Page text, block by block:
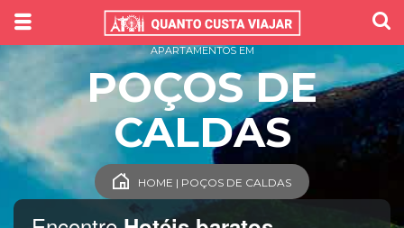
APARTAMENTOS EM
POÇOS DE
CALDAS
HOME | POÇOS DE CALDAS